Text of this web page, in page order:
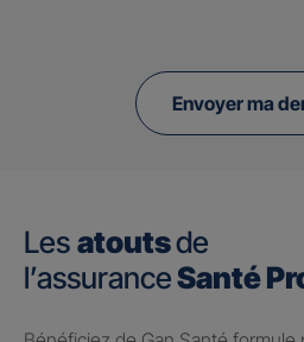
Envoyer ma
Les atoutsde
l’assuranceSanté